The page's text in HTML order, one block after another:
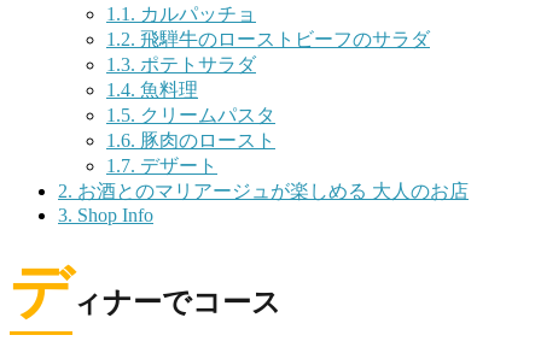
1.1. カルパッチョ
1.2. 飛騨牛のローストビーフのサラダ
1.3. ポテトサラダ
1.4. 魚料理
1.5. クリームパスタ
1.6. 豚肉のロースト
1.7. デザート
2. お酒とのマリアージュが楽しめる 大人のお店
3. Shop Info
ディナーでコース